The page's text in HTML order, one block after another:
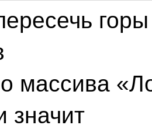
массива
значит